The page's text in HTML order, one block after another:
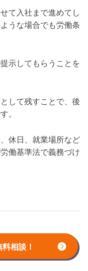
相談！
て入社まで進めてし
うな場合でも労働条
示してもらうことを
して残すことで、後
。
休日、就業場所など
働基準法で義務づけ